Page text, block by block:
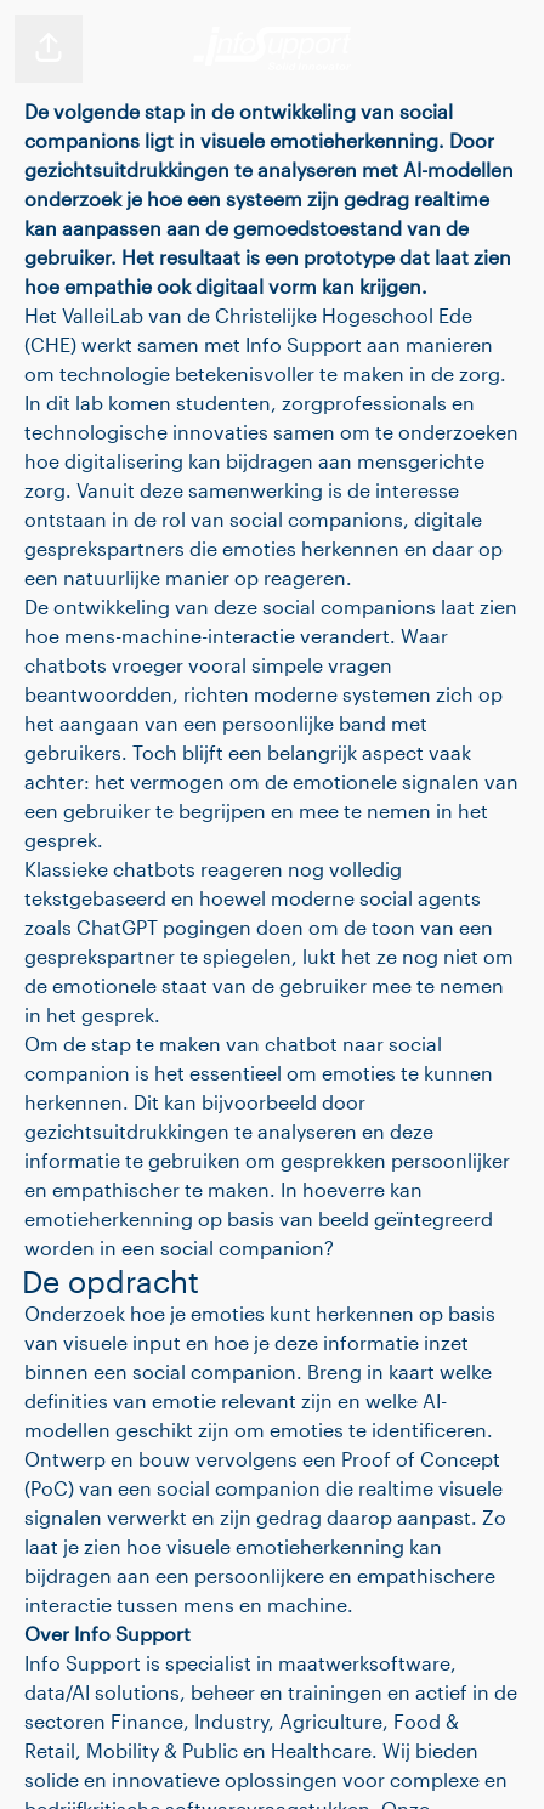
De volgende stap in de ontwikkeling van social
companions ligt in visuele emotieherkenning. Door
gezichtsuitdrukkingen te analyseren met AI-modellen
onderzoek je hoe een systeem zijn gedrag realtime
kan aanpassen aan de gemoedstoestand van de
gebruiker. Het resultaat is een prototype dat laat zien
hoe empathie ook digitaal vorm kan krijgen.
Het ValleiLab van de Christelijke Hogeschool Ede
(CHE) werkt samen met Info Support aan manieren
om technologie betekenisvoller te maken in de zorg.
In dit lab komen studenten, zorgprofessionals en
technologische innovaties samen om te onderzoeken
hoe digitalisering kan bijdragen aan mensgerichte
zorg. Vanuit deze samenwerking is de interesse
ontstaan in de rol van social companions, digitale
gesprekspartners die emoties herkennen en daar op
een natuurlijke manier op reageren.
De ontwikkeling van deze social companions laat zien
hoe mens-machine-interactie verandert. Waar
chatbots vroeger vooral simpele vragen
beantwoordden, richten moderne systemen zich op
het aangaan van een persoonlijke band met
gebruikers. Toch blijft een belangrijk aspect vaak
achter: het vermogen om de emotionele signalen van
een gebruiker te begrijpen en mee te nemen in het
gesprek.
Klassieke chatbots reageren nog volledig
tekstgebaseerd en hoewel moderne social agents
zoals ChatGPT pogingen doen om de toon van een
gesprekspartner te spiegelen, lukt het ze nog niet om
de emotionele staat van de gebruiker mee te nemen
in het gesprek.
Om de stap te maken van chatbot naar social
companion is het essentieel om emoties te kunnen
herkennen. Dit kan bijvoorbeeld door
gezichtsuitdrukkingen te analyseren en deze
informatie te gebruiken om gesprekken persoonlijker
en empathischer te maken. In hoeverre kan
emotieherkenning op basis van beeld geïntegreerd
worden in een social companion?
De opdracht
Onderzoek hoe je emoties kunt herkennen op basis
van visuele input en hoe je deze informatie inzet
binnen een social companion. Breng in kaart welke
definities van emotie relevant zijn en welke AI-
modellen geschikt zijn om emoties te identificeren.
Ontwerp en bouw vervolgens een Proof of Concept
(PoC) van een social companion die realtime visuele
signalen verwerkt en zijn gedrag daarop aanpast. Zo
laat je zien hoe visuele emotieherkenning kan
bijdragen aan een persoonlijkere en empathischere
interactie tussen mens en machine.
Over Info Support
Info Support is specialist in maatwerksoftware,
data/AI solutions, beheer en trainingen en actief in de
sectoren Finance, Industry, Agriculture, Food &
Retail, Mobility & Public en Healthcare. Wij bieden
solide en innovatieve oplossingen voor complexe en